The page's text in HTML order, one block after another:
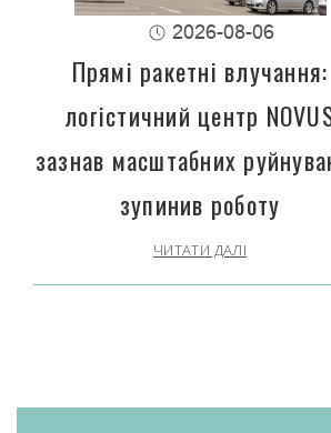
2026-08-06
Прямі ракетні влучання:
логістичний центр
зазнав масштабних
зупинив роботу
ЧИТАТИ ДАЛІ